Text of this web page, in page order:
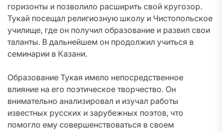
горизонты и позволило расширить свой кругозор.
Тукай посещал религиозную школу и Чистопольское
училище, где он получил образование и развил свои
таланты. В дальнейшем он продолжил учиться в
семинарии в Казани.
Образование Тукая имело непосредственное
влияние на его поэтическое творчество. Он
внимательно анализировал и изучал работы
известных русских и зарубежных поэтов, что
помогло ему совершенствоваться в своем